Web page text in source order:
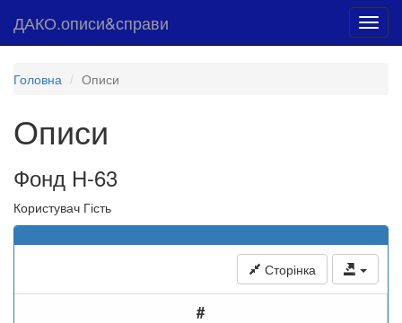
ДАКО.описи&справи
Головна Описи
Описи
Фонд Н-63
Користувач Гість
Сторінка
#